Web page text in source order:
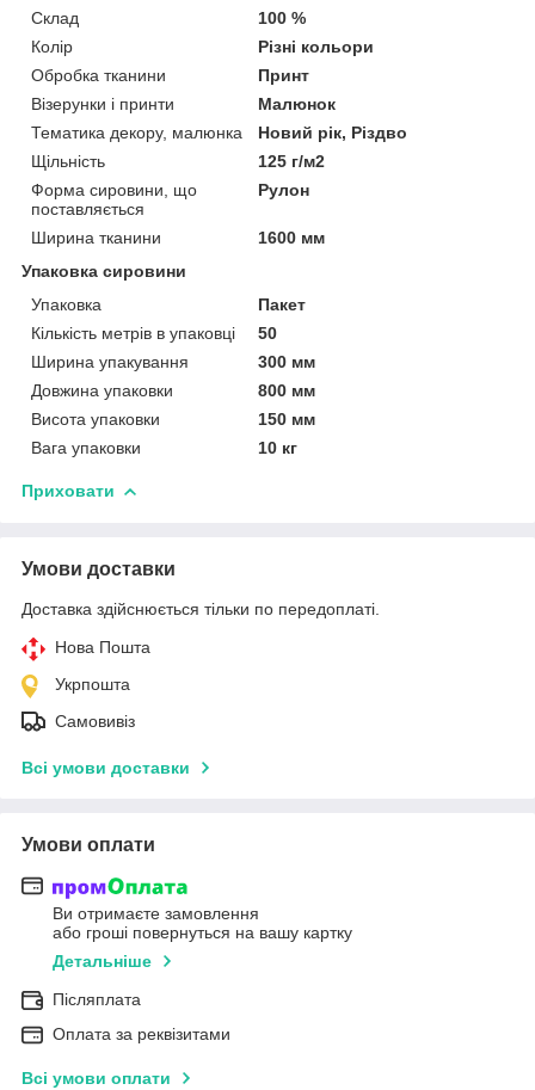
Склад
100 %
Колір
Різні кольори
Обробка тканини
Принт
Візерунки і принти
Малюнок
Тематика декору, малюнка
Новий рік, Різдво
Щільність
125 г/м2
Форма сировини, що
поставляється
Рулон
Ширина тканини
1600 мм
Упаковка сировини
Упаковка
Пакет
Кількість метрів в упаковці
50
Ширина упакування
300 мм
Довжина упаковки
800 мм
Висота упаковки
150 мм
Вага упаковки
10 кг
Приховати
Умови доставки
Доставка здійснюється тільки по передоплаті.
Нова Пошта
Укрпошта
Самовивіз
Всі умови доставки
Умови оплати
Ви отримаєте замовлення
або гроші повернуться на вашу картку
Детальніше
Післяплата
Оплата за реквізитами
Всі умови оплати